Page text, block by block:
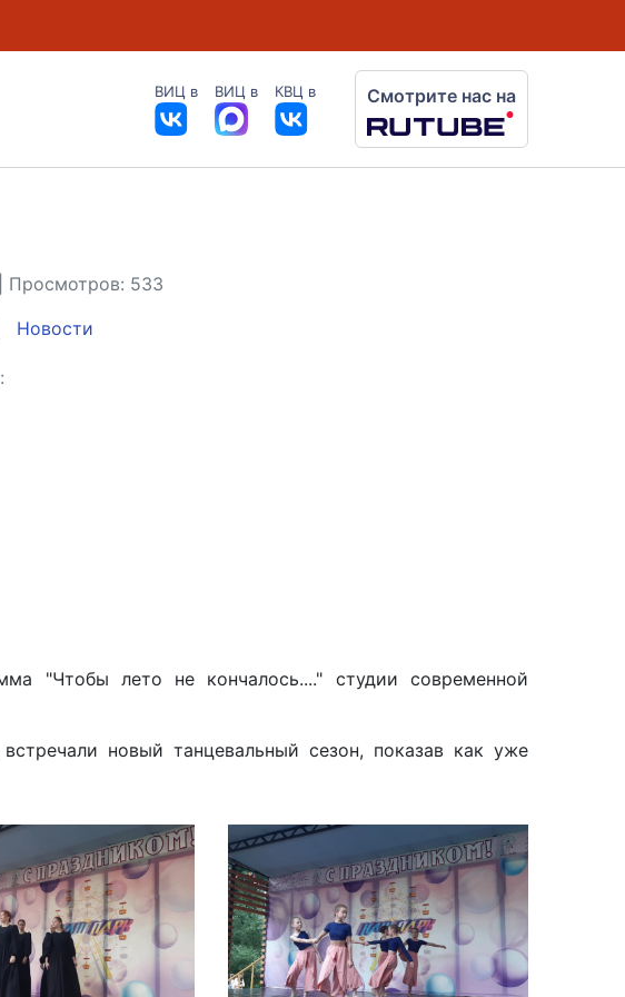
ВИЦ в ВИЦ в КВЦ в Смотрите нас на
Просмотров: 533
Новости
"Чтобы лето не кончалось...." студии современной
новый танцевальный сезон, показав как уже